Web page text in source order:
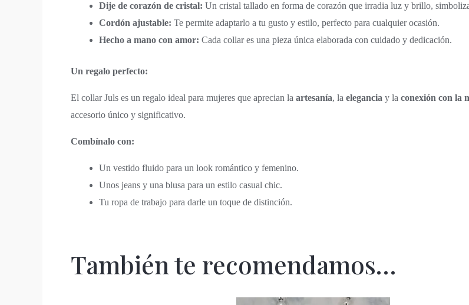
Dije de corazón de cristal: Un cristal tallado en forma de corazón que irradia luz y brillo,
Cordón ajustable: Te permite adaptarlo a tu gusto y estilo, perfecto para cualquier ocasión.
Hecho a mano con amor: Cada collar es una pieza única elaborada con cuidado y dedicación.
Un regalo perfecto:
El collar Juls es un regalo ideal para mujeres que aprecian la artesanía, la elegancia y la conexión con la
accesorio único y significativo.
Combínalo con:
Un vestido fluido para un look romántico y femenino.
Unos jeans y una blusa para un estilo casual chic.
Tu ropa de trabajo para darle un toque de distinción.
También te recomendamos…